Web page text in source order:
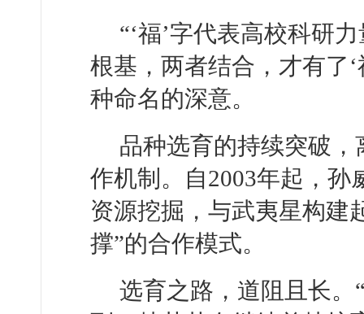
“‘福’字代表高校科研
根基，两者结合，才有了
种命名的深意。
品种选育的持续突破
作机制。自2003年起，
资源挖掘，与武夷星构建
撑”的合作模式。
选育之路，道阻且长